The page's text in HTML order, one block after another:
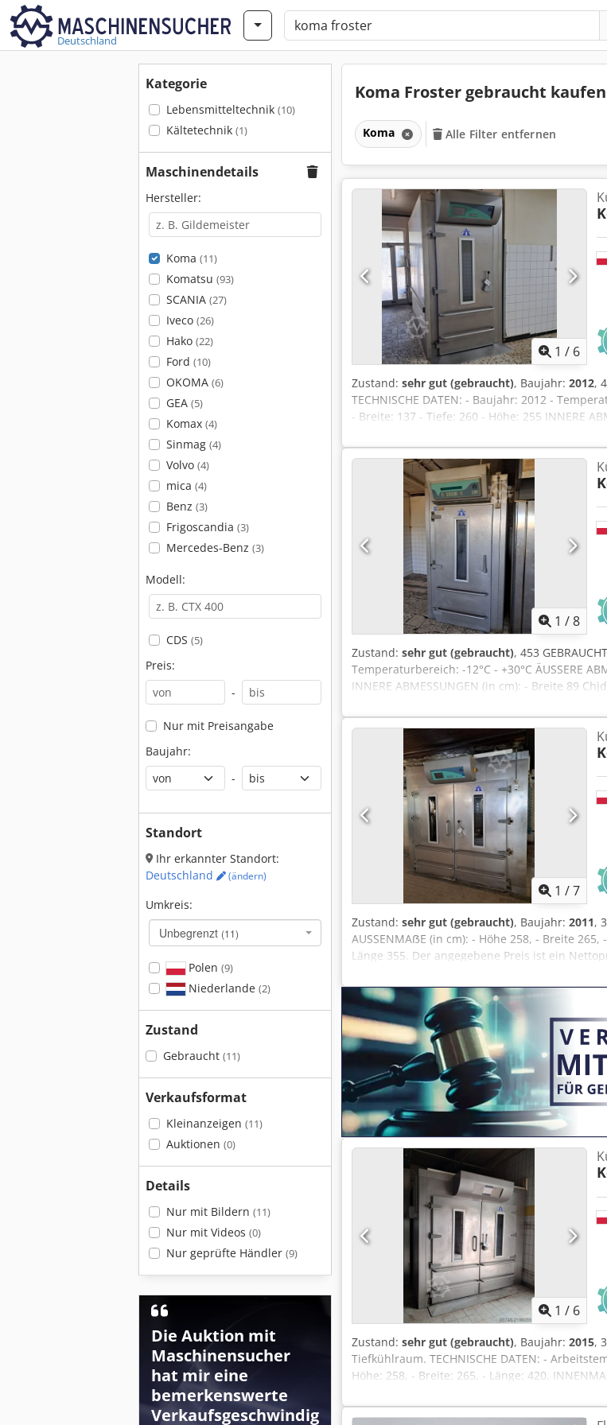
Deutschland
Kategorie
Lebensmitteltechnik (10)
Kältetechnik (1)
Maschinendetails
Hersteller:
Koma (11)
Komatsu (93)
SCANIA (27)
Iveco (26)
Hako (22)
Ford (10)
OKOMA (6)
GEA (5)
Komax (4)
Sinmag (4)
Volvo (4)
mica (4)
Benz (3)
Frigoscandia (3)
Mercedes-Benz (3)
Modell:
CDS (5)
Preis:
-
Nur mit Preisangabe
Baujahr:
-
Standort
Ihr erkannter Standort:
Deutschland
(ändern)
Umkreis:
Unbegrenzt (11)
Polen (9)
Niederlande (2)
Zustand
Gebraucht (11)
Verkaufsformat
Kleinanzeigen (11)
Auktionen (0)
Details
Nur mit Bildern (11)
Nur mit Videos (0)
Nur geprüfte Händler (9)
Die Auktion mit
Maschinensucher
hat mir eine
bemerkenswerte
Verkaufsgeschwindig
Koma Froster gebraucht kaufen
Koma Alle Filter entfernen
1 / 6
Zustand: sehr gut (gebraucht), Baujahr: 2012,
TECHNISCHE DATEN: - Baujahr: 2012 -
- Breite: 137 - Tiefe: 260 - Höhe: 255 INNERE
Der angegebene Preis ist ein Nettopreis. WIR
UKRAINISCH. Wir haben eine große Auswahl
Gasöfen, Ölöfen, Elektroöfen verschiedener
und Geräte für die Bäckerei, Linien für die
Brot an. Wenn Sie unser vollständiges,
1 /8
Zustand: sehr gut (gebraucht), 453
Temperaturbereich: -12°C - +30°C ÄUSSERE
INNERE ABMESSUNGEN (in cm): - Breite 89
Preis ist ein Nettopreis. WIR SPRECHEN
haben eine große Auswahl an Backöfen in
Elektroöfen verschiedener Hersteller. Wir
Produktionslinien für Brötchen und Brot an.
möchten, besuchen Sie unser Bakeres-Profil.
1 /7
Zustand: sehr gut (gebraucht), Baujahr: 2011,
AUSSENMAẞE (in cm): - Höhe 258, - Breite
Länge 355. Der angegebene Preis ist ein
RUSSISCH, UKRAINISCH. In unserem Lager
Etagenöfen, Rotationsöfen, Gas-, Öl-,
und Bäckereiausrüstung, Brötchenlinien,
aktuelles Angebot sehen möchten, besuchen
1 / 6
Zustand: sehr gut (gebraucht), Baujahr: 2015,
Tiefkühlraum. TECHNISCHE DATEN: -
Höhe: 258, - Breite: 265, - Länge: 420.
Tg Rvjfx Agxea Der angegebene Preis ist ein
FRANZÖSISCH, RUSSISCH, UKRAINISCH. Wir